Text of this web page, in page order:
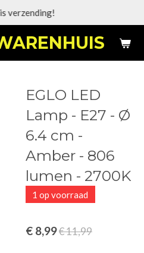
verzending!
EGLO LED
Lamp - E27 - Ø
6.4 cm -
Amber - 806
lumen - 2700K
1 op voorraad
€ 8,99€ 11,99